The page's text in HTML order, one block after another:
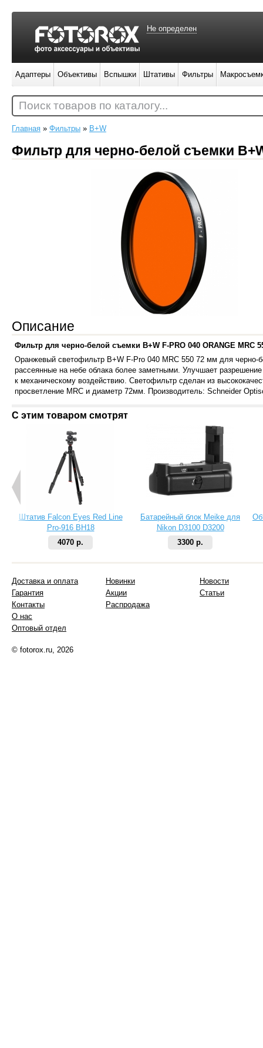
Главная » Фильтры » B+W
Фильтр для черно-белой съемки
Описание
Фильтр для черно-белой съемки B+W F-PRO 040 ОRANGE MRC
Оранжевый светофильтр B+W F-Pro 040 MRC 550 72 мм для черно-
рассеянные на небе облака более заметными. Улучшает
к механическому воздействию. Светофильтр сделан из
просветление MRC и диаметр 72мм. Производитель: Schneider
С этим товаром смотрят
Штатив Falcon Eyes Red Line
Pro-916 BH18
4070 р.
Батарейный блок Meike для
Nikon D3100 D3200
3300 р.
Не определен
Адаптеры Объективы Вспышки Штативы Фильтры
Поиск товаров по каталогу...
Доставка и оплата
Гарантия
Контакты
О нас
Оптовый отдел
Новинки
Акции
Распродажа
Новости
Статьи
© fotorox.ru, 2026